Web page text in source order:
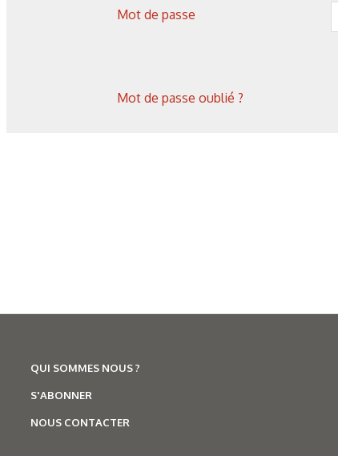
de titane : revue des principales
techniques d’analyse
Mot de passe
Mot de passe oublié ?
QUI SOMMES NOUS ?
S'ABONNER
NOUS CONTACTER